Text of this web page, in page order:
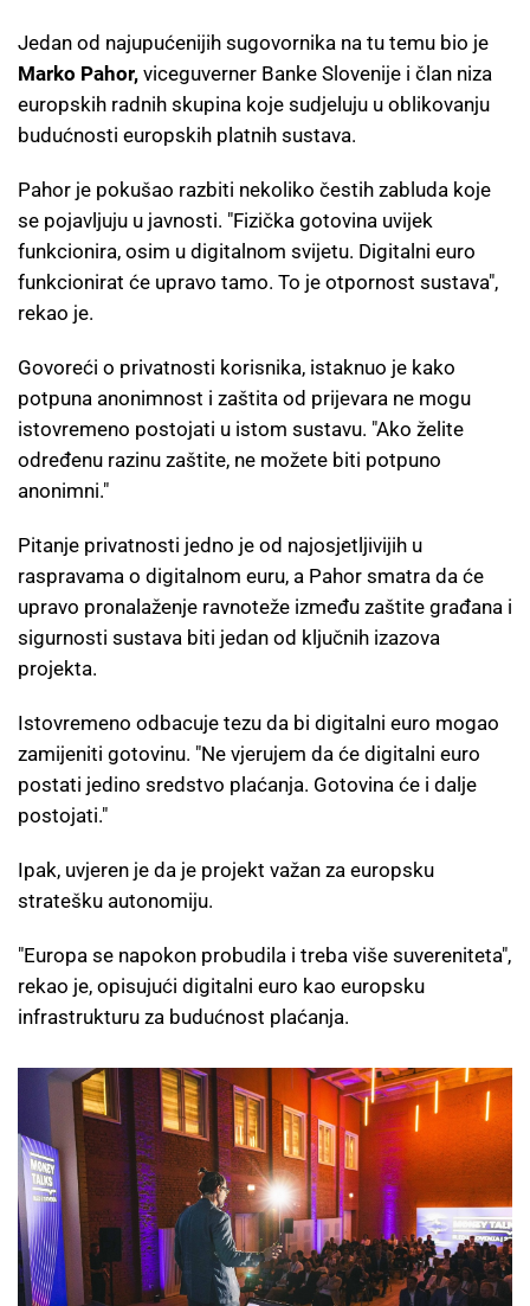
Jedan od najupućenijih sugovornika na tu temu bio je
Marko Pahor, viceguverner Banke Slovenije i član niza
europskih radnih skupina koje sudjeluju u oblikovanju
budućnosti europskih platnih sustava.
Pahor je pokušao razbiti nekoliko čestih zabluda koje
se pojavljuju u javnosti. "Fizička gotovina uvijek
funkcionira, osim u digitalnom svijetu. Digitalni euro
funkcionirat će upravo tamo. To je otpornost sustava",
rekao je.
Govoreći o privatnosti korisnika, istaknuo je kako
potpuna anonimnost i zaštita od prijevara ne mogu
istovremeno postojati u istom sustavu. "Ako želite
određenu razinu zaštite, ne možete biti potpuno
anonimni."
Pitanje privatnosti jedno je od najosjetljivijih u
raspravama o digitalnom euru, a Pahor smatra da će
upravo pronalaženje ravnoteže između zaštite građana i
sigurnosti sustava biti jedan od ključnih izazova
projekta.
Istovremeno odbacuje tezu da bi digitalni euro mogao
zamijeniti gotovinu. "Ne vjerujem da će digitalni euro
postati jedino sredstvo plaćanja. Gotovina će i dalje
postojati."
Ipak, uvjeren je da je projekt važan za europsku
stratešku autonomiju.
"Europa se napokon probudila i treba više suvereniteta",
rekao je, opisujući digitalni euro kao europsku
infrastrukturu za budućnost plaćanja.